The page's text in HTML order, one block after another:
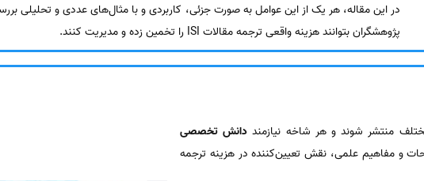
در این مقاله، هر یک از این عوامل به صورت جزئی، کاربردی و با مثال‌های عددی و تحلیلی
پژوهشگران بتوانند هزینه واقعی ترجمه مقالات ISI را تخمین زده و مدیریت کنند.
دانش تخصصی
و مفاهیم علمی، نقش تعیین‌کننده در هزینه ترجمه